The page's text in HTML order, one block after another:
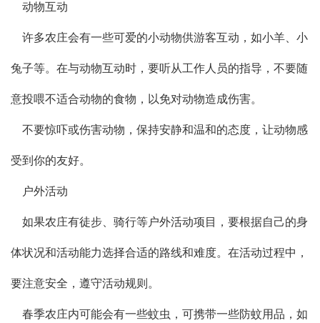
动物互动
许多农庄会有一些可爱的小动物供游客互动，如小羊、小
兔子等。在与动物互动时，要听从工作人员的指导，不要随
意投喂不适合动物的食物，以免对动物造成伤害。
不要惊吓或伤害动物，保持安静和温和的态度，让动物感
受到你的友好。
户外活动
如果农庄有徒步、骑行等户外活动项目，要根据自己的身
体状况和活动能力选择合适的路线和难度。在活动过程中，
要注意安全，遵守活动规则。
春季农庄内可能会有一些蚊虫，可携带一些防蚊用品，如